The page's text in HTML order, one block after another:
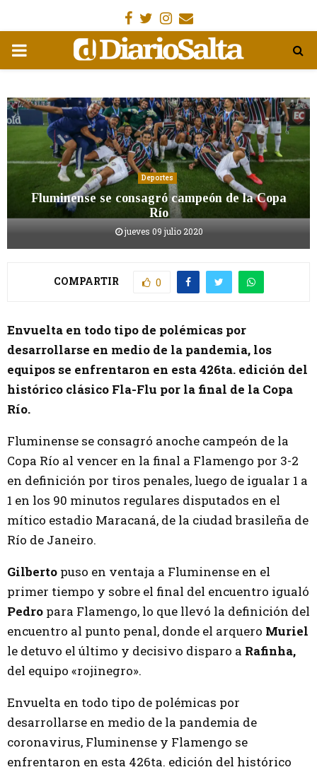
Facebook
Gorjeo
Instagram
Email
MENÚ
Deportes
Fluminense se consagró campeón de la Copa
Río
jueves 09 julio 2020
COMPARTIR 0
Envuelta en todo tipo de polémicas por
desarrollarse en medio de la pandemia, los
equipos se enfrentaron en esta 426ta. edición del
histórico clásico Fla-Flu por la final de la Copa
Río.
Fluminense se consagró anoche campeón de la
Copa Río al vencer en la final a Flamengo por 3-2
en definición por tiros penales, luego de igualar 1 a
1 en los 90 minutos regulares disputados en el
mítico estadio Maracaná, de la ciudad brasileña de
Río de Janeiro.
Gilberto puso en ventaja a Fluminense en el
primer tiempo y sobre el final del encuentro igualó
Pedro para Flamengo, lo que llevó la definición del
encuentro al punto penal, donde el arquero Muriel
le detuvo el último y decisivo disparo a Rafinha,
del equipo «rojinegro».
Envuelta en todo tipo de polémicas por
desarrollarse en medio de la pandemia de
coronavirus, Fluminense y Flamengo se
enfrentaron en esta 426ta. edición del histórico